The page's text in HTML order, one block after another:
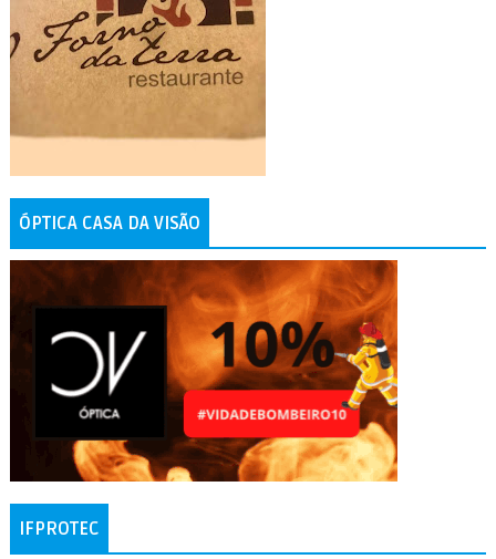
ÓPTICA CASA DA VISÃO
IFPROTEC